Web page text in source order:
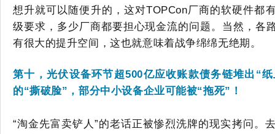
想升就可以随便升的，这对TOPCon厂商的软硬件都
级要求 ，多少厂商都要担心现金流的问题。 当然，各
有很大的提升空间，这也就意味着战争绵绵无绝期。
第十，光伏设备环节超500亿应收账款债务链堆出 “
的“撕破脸”，部分中小设备企业可能被“拖死”！
“淘金先富卖铲人”的老话正被惨烈洗牌的现实拷问。